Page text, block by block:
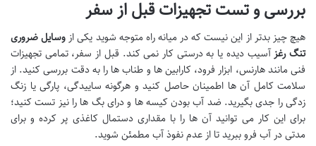
بررسی و تست تجهیزات قبل از سفر
هیچ چیز بدتر از این نیست که در میانه راه متوجه شوید یکی از وسایل ضروری
تنگ رغزآسیب دیده یا به درستی کار نمی کند. قبل از سفر، تمامی تجهیزات
فنی مانند هارنس، ابزار فرود، کارابین ها و طناب ها را به دقت بررسی کنید. از
سلامت کامل آن ها اطمینان حاصل کنید و هرگونه ساییدگی، پارگی یا زنگ
زدگی را جدی بگیرید. ضد آب بودن کیسه ها و درای بگ ها را نیز تست کنید؛
برای این کار می توانید آن ها را با مقداری دستمال کاغذی پر کرده و برای
مدتی در آب فرو ببرید تا از عدم نفوذ آب مطمئن شوید.